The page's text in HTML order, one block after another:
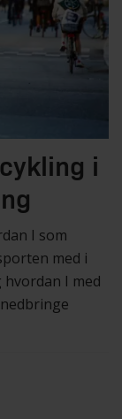
i
I som
med i
I med